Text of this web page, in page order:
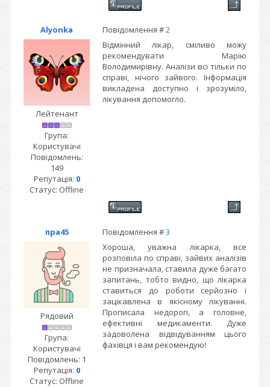
Alyonka Повідомлення #2
Лейтенант
Група:
Користувачі
Повідомлень:
149
Репутація: 0
Статус: Offline
Відмінний лікар, сміливо можу
рекомендувати Марію
Володимирівну. Аналізи всі тільки по
справі, нічого зайвого. Інформація
викладена доступно і зрозуміло,
лікування допомогло.
пра45 Повідомлення #3
Рядовий
Група:
Користувачі
Повідомлень: 1
Репутація: 0
Статус: Offline
Хороша, уважна лікарка, все
розповіла по справі, зайвих аналізів
не призначала, ставила дуже багато
запитань, тобто видно, що лікарка
ставиться до роботи серйозно і
зацікавлена в якісному лікуванні.
Прописала недорогі, а головне,
ефективні медикаменти. Дуже
задоволена відвідуванням цього
фахівця і вам рекомендую!